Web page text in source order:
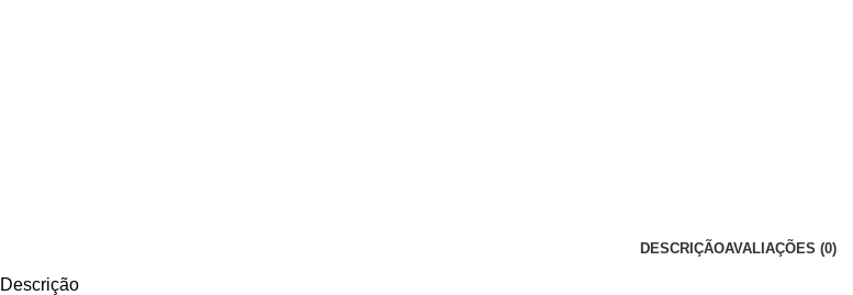
DESCRIÇÃOAVALIAÇÕES (0)
Descrição